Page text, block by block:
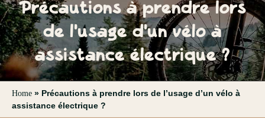
Précautions à prendre lors
de l'usage d'un vélo à
assistance électrique ?
Home » Précautions à prendre lors de l’usage d’un vélo à
assistance électrique ?